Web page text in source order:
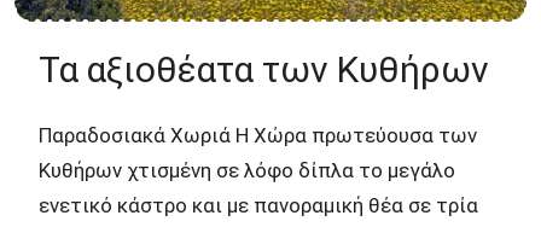
Τα αξιοθέατα των Κυθήρων
Παραδοσιακά Χωριά Η Χώρα πρωτεύουσα των
Κυθήρων χτισμένη σε λόφο δίπλα το μεγάλο
ενετικό κάστρο και με πανοραμική θέα σε τρία